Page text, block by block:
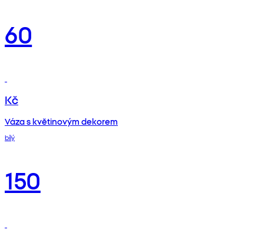
60
Kč
Váza s květinovým dekorem
bílý
150